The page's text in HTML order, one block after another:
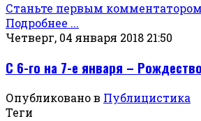
Станьте первым
Подробнее ...
Четверг, 04 января 2018 21:50
С 6-го на 7-е января –
Опубликовано в Публицистика
Теги